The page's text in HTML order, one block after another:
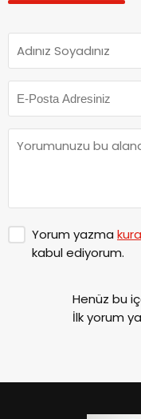
Yorum yazma
kabul ediyorum.
Henüz bu
İlk yorum